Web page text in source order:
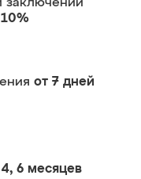
заключении
от 7 дней
6 месяцев